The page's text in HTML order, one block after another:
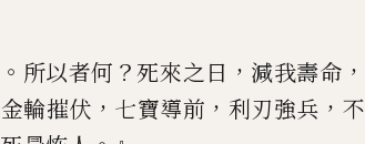
。 所以者何 ？死來之日 ， 減我壽命 ，
金輪摧伏 ， 七寶導前 ， 利刃強兵 ， 不